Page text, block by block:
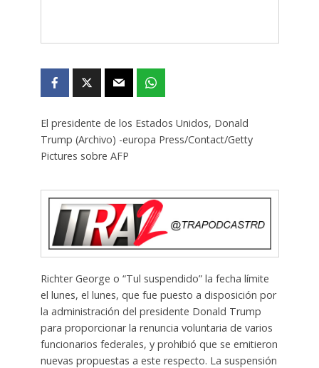
El presidente de los Estados Unidos, Donald
Trump (Archivo) -europa Press/Contact/Getty
Pictures sobre AFP
Richter George o “Tul suspendido” la fecha límite
el lunes, el lunes, que fue puesto a disposición por
la administración del presidente Donald Trump
para proporcionar la renuncia voluntaria de varios
funcionarios federales, y prohibió que se emitieron
nuevas propuestas a este respecto. La suspensión